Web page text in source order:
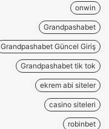
onwin
Grandpashabet
Grandpashabet Güncel Giriş
Grandpashabet tik tok
ekrem abi siteler
casino siteleri
robinbet